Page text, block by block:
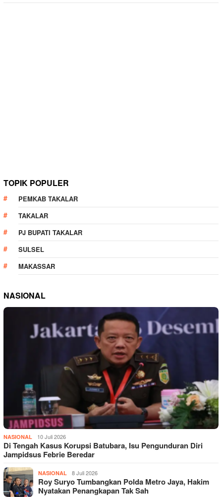
TOPIK POPULER
PEMKAB TAKALAR
TAKALAR
PJ BUPATI TAKALAR
SULSEL
MAKASSAR
NASIONAL
NASIONAL 10 Juli 2026
Di Tengah Kasus Korupsi Batubara, Isu Pengunduran Diri
Jampidsus Febrie Beredar
NASIONAL 8 Juli 2026
Roy Suryo Tumbangkan Polda Metro Jaya, Hakim
Nyatakan Penangkapan Tak Sah